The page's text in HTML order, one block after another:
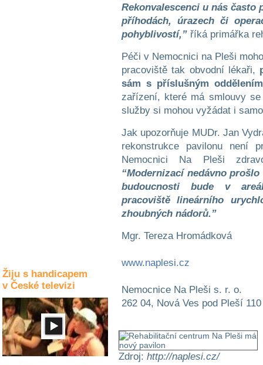
Žiju s handicapem
v České televizi
Rekonvalescenci u nás
příhodách, úrazech či
pohyblivostí,” říká primářka
Péči v Nemocnici na Pleši
pracoviště tak obvodní lékaři,
sám s příslušným oddělením
zařízení, které má smlouvy
služby si mohou vyžádat i
Jak upozorňuje MUDr. Jan
rekonstrukce pavilonu není
Nemocnici Na Pleši
“Modernizací nedávno
budoucnosti bude v
pracoviště lineárního
zhoubných nádorů.”
Mgr. Tereza Hromádková
www.naplesi.cz
Nemocnice Na Pleši s. r. o.
262 04, Nová Ves pod Pleší 110
Zdroj: http://naplesi.cz/